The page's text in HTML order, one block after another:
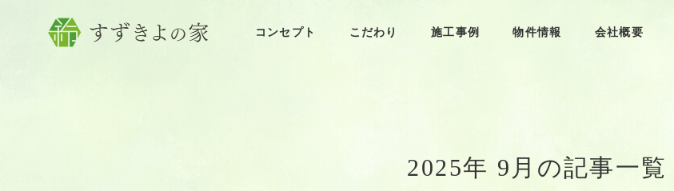
コンセプト こだわり 施工事例 物件情報 会社概要
2025年 9 月 の記事一覧